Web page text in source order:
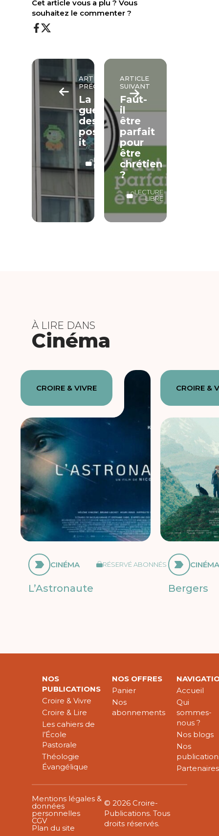
Cet article vous a plu ? Vous
souhaitez le commenter ?
ARTICLE
PRÉCÉDENT
La
guerre
des
post-
it
LECTURE
LIBRE
ARTICLE
SUIVANT
Faut-
il
être
parfait
pour
être
chrétien
?
LECTURE
LIBRE
À LIRE DANS
Cinéma
CROIRE & VIVRE
CINÉMA RÉSERVÉ ABONNÉS
L’Astronaute
CROIRE &
CINÉMA
Bergers
NOS
PUBLICATIONS
Croire & Vivre
Croire & Lire
Les cahiers de
l’École
Pastorale
Théologie
Évangélique
NOS OFFRES
Panier
Nos
abonnements
Accueil
Qui
sommes-
nous ?
Nos blogs
Nos
Partenaires
Mentions légales &
données
personnelles
CGV
Plan du site
© 2026 Croire-
Publications. Tous
droits réservés.